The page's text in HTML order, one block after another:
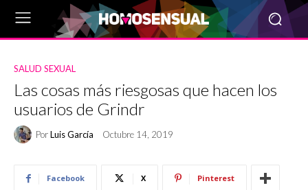
SALUD SEXUAL
Las cosas más riesgosas que hacen los
usuarios de Grindr
PorLuis García Octubre 14, 2019
Facebook X Pinterest